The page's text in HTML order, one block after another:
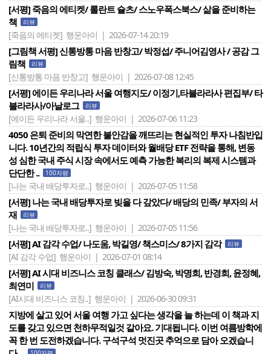
[서평] 죽음의 에티켓/ 롤란트 슐츠/ 스노우폭스북스/ 삶을 준비하는
책
리뷰
[죽음의 에티켓] 행운아이 | 2026-07-14 20:19
[그림책 서평] 신통방통 마음 반창고/ 박정섭/ 주니어김영사 / 공감 그
림책
리뷰
[신통방통 마음 반창고] 행운아이 | 2026-07-08 12:45
[서평] 에이든 우리나라 서울 여행지도/ 이정기,타블라라사 편집부/ 타
블라라사/아날로그
리뷰
[에이든 우리나라 서울..] 행운아이 | 2026-07-06 11:23
4050 은퇴 준비의 막연한 불안감을 깨뜨리는 현실적인 투자 나침반입
니다. 10년간의 적립식 투자 데이터와 월배당 ETF 전략을 통해, 변동
성 심한 국내 주식 시장 속에서도 예측 가능한 복리의 복제 시스템과
단단한 ..
100자평
[나는 국내 배당투자로..] 행운아이 | 2026-07-05 11:58
[서평] 나는 국내 배당투자로 빚을 다 갚았다/ 배당의 민족/ 부자의 서
재
리뷰
[나는 국내 배당투자로..] 행운아이 | 2026-07-05 11:56
[서평] AI 감각 수업/ 나도움, 박길영/ 책스미스/ 8가지 감각 리뷰
[AI 감각 수업] 행운아이 | 2026-07-01 08:14
[서평] AI 시대 비즈니스 코칭 클래스/ 김방숙, 박명희, 반경희, 윤정혜,
최연미
리뷰
[AI시대 비즈니스 코칭..] 행운아이 | 2026-06-30 09:31
지방에 살고 있어 서울 여행 가고 싶다는 생각을 늘 하는데 이 책과 지
도를 갖고 있으면 천하무적일것 같아요. 기대됩니다. 이번 여름방학에
꼭 한 번 도전하겠습니다. 구석구석 멋진곳 추억으로 담아 오겠습니